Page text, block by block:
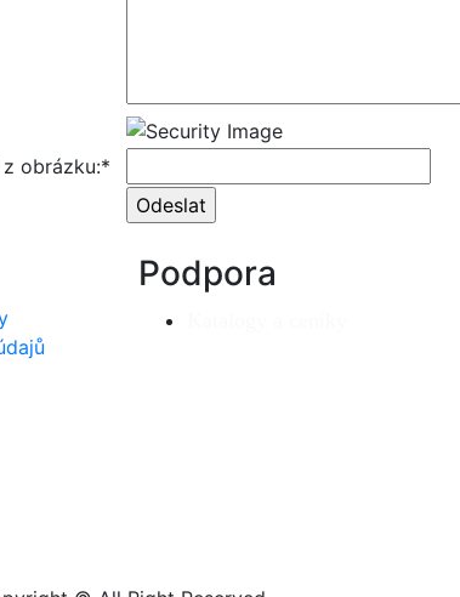
obrázku:*
Podpora